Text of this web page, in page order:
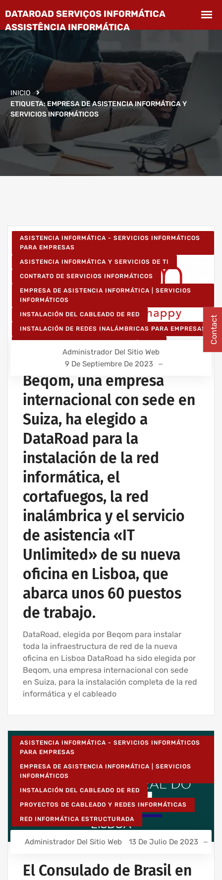
INICIO
ETIQUETA:EMPRESA DE ASISTENCIA INFORMÁTICA Y
SERVICIOS INFORMÁTICOS
ASISTENCIA INFORMÁTICA - SERVICIOS INFORMÁTICOS
PARA EMPRESAS
ASISTENCIA INFORMÁTICA Y SERVICIOS DE TI
CONTRATO DE SERVICIOS INFORMÁTICOS
EMPRESA DE ASISTENCIA INFORMÁTICA | SERVICIOS
INFORMÁTICOS
INSTALACIÓN DEL CABLEADO DE RED
INSTALACIÓN DE REDES INALÁMBRICAS PARA EMPRESAS
Administrador Del Sitio Web
9 De Septiembre De 2023
Beqom, una empresa
internacional con sede en
Suiza, ha elegido a
DataRoad para la
instalación de la red
informática, el
cortafuegos, la red
inalámbrica y el servicio
de asistencia «IT
Unlimited» de su nueva
oficina en Lisboa, que
abarca unos 60 puestos
de trabajo.
DataRoad, elegida por Beqom para instalar
toda la infraestructura de red de la nueva
oficina en Lisboa DataRoad ha sido elegida por
Beqom, una empresa internacional con sede
en Suiza, para la instalación completa de la red
informática y el cableado
ASISTENCIA INFORMÁTICA - SERVICIOS INFORMÁTICOS
PARA EMPRESAS
EMPRESA DE ASISTENCIA INFORMÁTICA | SERVICIOS
INFORMÁTICOS
INSTALACIÓN DEL CABLEADO DE RED
PROYECTOS DE CABLEADO Y REDES INFORMÁTICAS
RED INFORMÁTICA ESTRUCTURADA
Administrador Del Sitio Web 13 De Julio De 2023
El Consulado de Brasil en
Contact